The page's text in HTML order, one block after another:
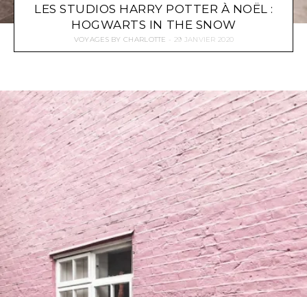
LES STUDIOS HARRY POTTER À NOËL :
HOGWARTS IN THE SNOW
VOYAGESBYCHARLOTTE 29 JANVIER 2020